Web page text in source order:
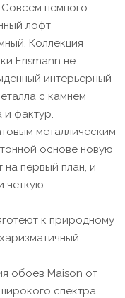
немного
лофт
Коллекция
Erismann не
интерьерный
с камнем
и фактур.
металлическим
основе новую
на первый план, и
четкую
к природному
обоев Maison от
спектра